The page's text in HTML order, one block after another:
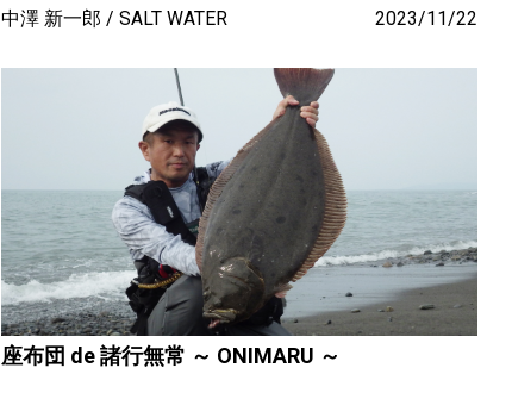
中澤 新一郎 SALT WATER 2023/11/22
座布団 de 諸行無常 ～ ONIMARU ～